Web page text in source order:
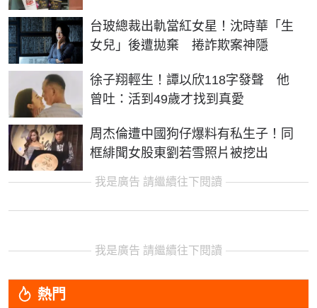
台玻總裁出軌當紅女星！沈時華「生
女兒」後遭拋棄 捲詐欺案神隱
徐子翔輕生！譚以欣118字發聲 他
曾吐：活到49歲才找到真愛
周杰倫遭中國狗仔爆料有私生子！同
框緋聞女股東劉若雪照片被挖出
我是廣告 請繼續往下閱讀
我是廣告 請繼續往下閱讀
熱門